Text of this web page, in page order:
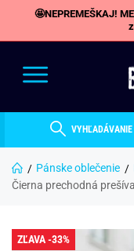
🤩NEPREMEŠKAJ!
VYHĽADÁVANIE
Pánske oblečenie
Čierna prechodná
ZĽAVA -33%